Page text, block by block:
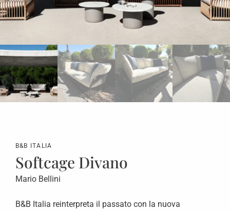
B&B ITALIA
Softcage Divano
Mario Bellini
B&B Italia reinterpreta il passato con la nuova